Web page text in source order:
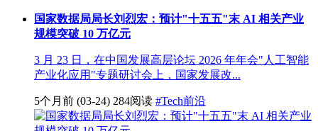
国家数据局局长刘烈宏：预计"十五五"末 AI 相关产业
规模突破 10 万亿元
3 月 23 日，在中国发展高层论坛 2026 年年会"人工智能
产业化应用"专题研讨会上，国家发展改...
5个月前 (03-24) 284阅读 #Tech前沿